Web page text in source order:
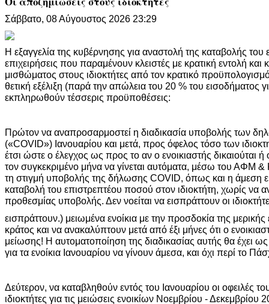
Σάββατο, 08 Αύγουστος 2026 23:29
Η εξαγγελία της κυβέρνησης για αναστολή της καταβολής του
επιχειρήσεις που παραμένουν κλειστές με κρατική εντολή
μισθώματος στους ιδιοκτήτες από τον κρατικό
θετική εξέλιξη (παρά την απώλεια του 20 % του εισοδήματος
εκπληρωθούν τέσσερις προϋποθέσεις:
Πρώτον να αναπροσαρμοστεί η διαδικασία υποβολής των
(«COVID») Ιανουαρίου και μετά, προς όφελος τόσο των
έτσι ώστε ο έλεγχος ως προς το αν ο ενοικιαστής δικαιούται ή
τον συγκεκριμένο μήνα να γίνεται αυτόματα, μέσω του ΑΦΜ
τη στιγμή υποβολής της δήλωσης COVID, όπως και η άμεση
καταβολή του επιστρεπτέου ποσού στον ιδιοκτήτη, χωρίς να
προθεσμίας υποβολής. Δεν νοείται να εισπράττουν οι
εισπράττουν.) μειωμένα ενοίκια με την προσδοκία της
κράτος και να ανακαλύπτουν μετά από έξι μήνες ότι ο
μείωσης! Η αυτοματοποίηση της διαδικασίας αυτής θα έχει
για τα ενοίκια Ιανουαρίου να γίνουν άμεσα, και όχι περί το
Δεύτερον, να καταβληθούν εντός του Ιανουαρίου οι οφειλές
ιδιοκτήτες για τις μειώσεις ενοικίων Νοεμβρίου -